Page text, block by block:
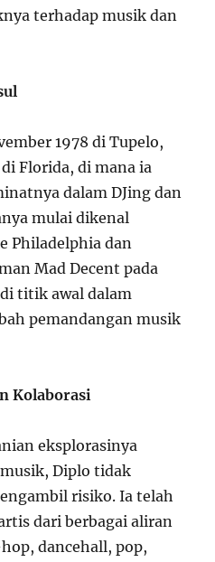
terhadap musik dan
1978 di Tupelo,
Florida, di mana ia
dalam DJing dan
mulai dikenal
Philadelphia dan
Mad Decent pada
titik awal dalam
pemandangan musik
Kolaborasi
eksplorasinya
Diplo tidak
risiko. Ia telah
dari berbagai aliran
dancehall, pop,